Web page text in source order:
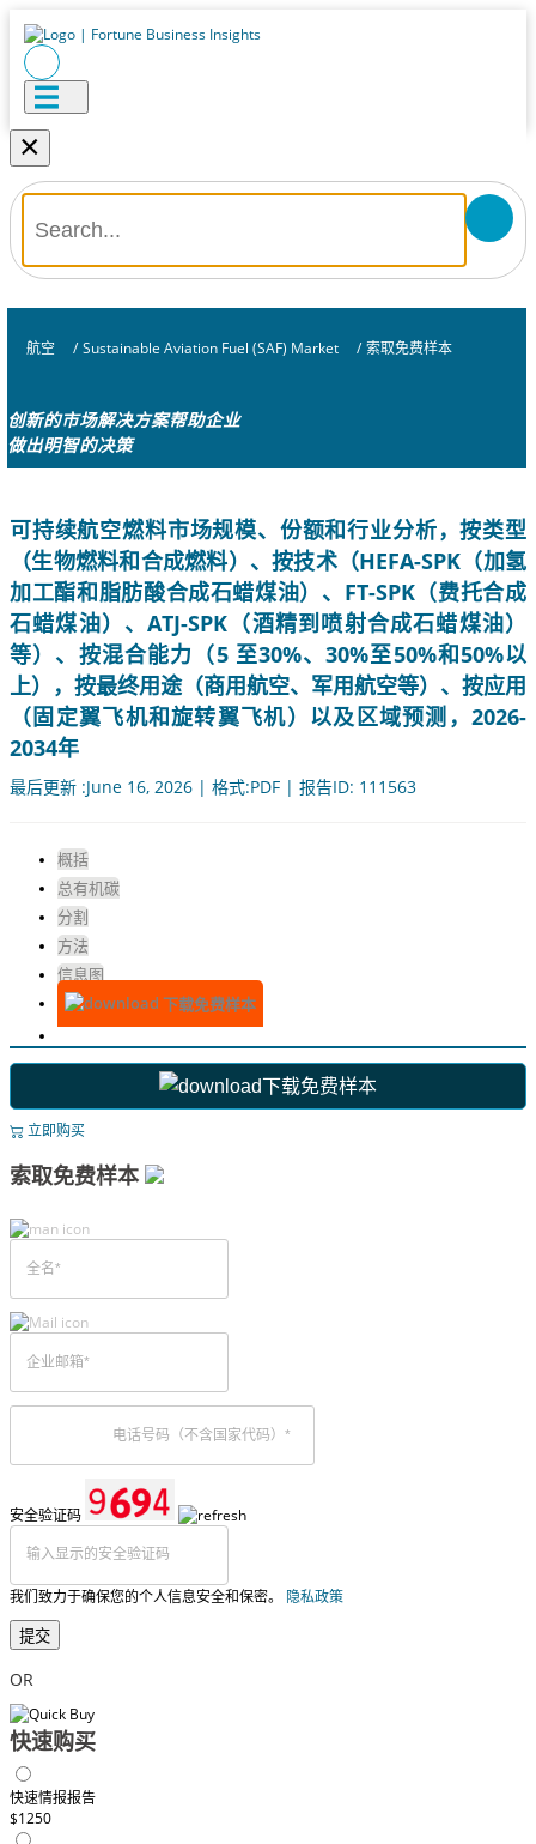
×
航空 / Sustainable Aviation Fuel (SAF) Market / 索取免费样本
创新的市场解决方案帮助企业
做出明智的决策
可持续航空燃料市场规模、份额和行业分析，按类型
（生物燃料和合成燃料）、按技术（HEFA-SPK（加氢
加工酯和脂肪酸合成石蜡煤油）、FT-SPK（费托合成
石蜡煤油）、ATJ-SPK（酒精到喷射合成石蜡煤油）
等）、按混合能力（5 至30%、30%至50%和50%以
上），按最终用途（商用航空、军用航空等）、按应用
（固定翼飞机和旋转翼飞机）以及区域预测，2026-
2034年
最后更新 :June 16, 2026 | 格式:PDF | 报告ID: 111563
概括
总有机碳
分割
方法
信息图
下载免费样本
下载免费样本
立即购买
索取免费样本
安全验证码
我们致力于确保您的个人信息安全和保密。 隐私政策
提交
OR
快速购买
快速情报报告
$1250